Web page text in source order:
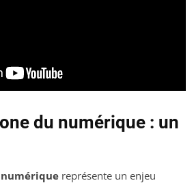
du numérique : un
représente un enjeu